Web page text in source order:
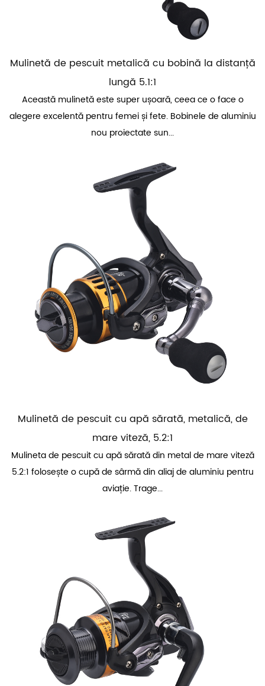
Mulinetă de pescuit metalică cu bobină la distanță
lungă 5.1:1
Această mulinetă este super ușoară, ceea ce o face o
alegere excelentă pentru femei și fete. Bobinele de aluminiu
nou proiectate sun...
Mulinetă de pescuit cu apă sărată, metalică, de
mare viteză, 5.2:1
Mulineta de pescuit cu apă sărată din metal de mare viteză
5.2:1 folosește o cupă de sârmă din aliaj de aluminiu pentru
aviație. Trage...